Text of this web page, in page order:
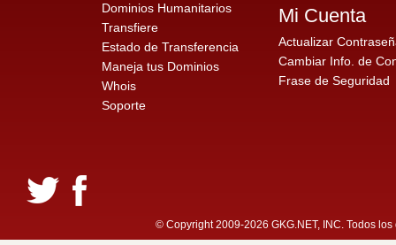
Dominios Humanitarios
Transfiere
Estado de Transferencia
Maneja tus Dominios
Whois
Soporte
Mi Cuenta
Actualizar
Cambiar Info. de
Frase de Seguridad
© Copyright 2009-2026 GKG.NET, INC. Todos